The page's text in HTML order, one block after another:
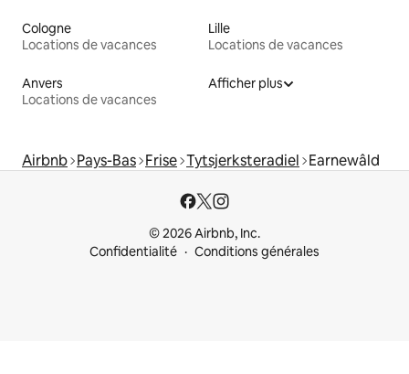
Cologne
Locations de vacances
Lille
Locations de vacances
Anvers
Locations de vacances
Afficher plus
Airbnb Pays-Bas Frise Tytsjerksteradiel Earnewâld
© 2026 Airbnb, Inc.
Confidentialité
Conditions générales